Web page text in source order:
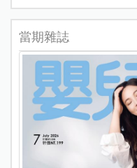
當期雜誌